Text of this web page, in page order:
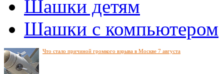
Шашки детям
Шашки с компьютером
Что стало причиной громкого взрыва в Москве 7 августа